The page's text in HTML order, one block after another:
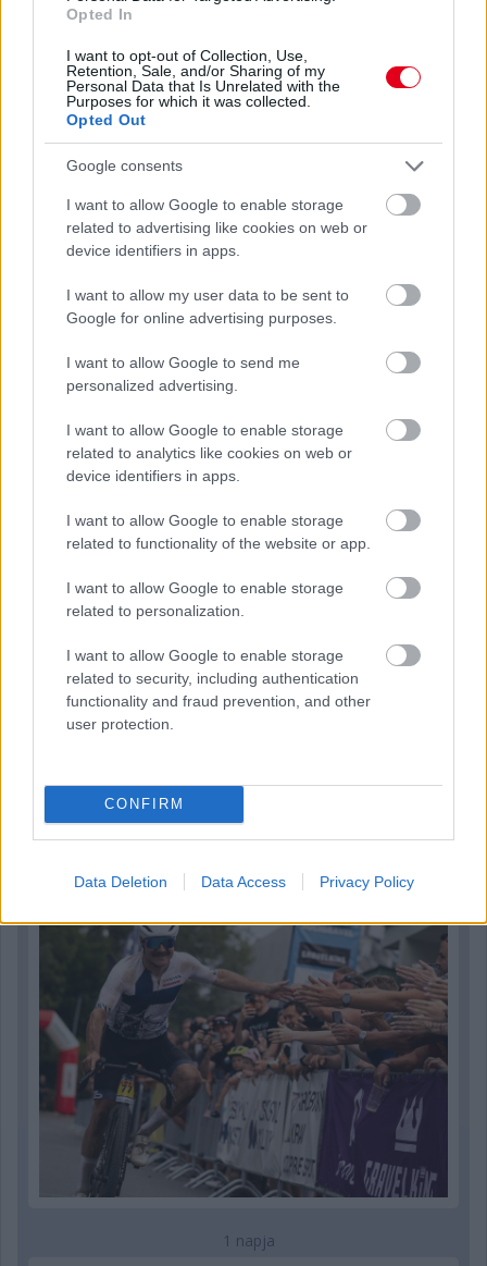
Opted In
I want to opt-out of Collection, Use,
Retention, Sale, and/or Sharing of my
Personal Data that Is Unrelated with the
Purposes for which it was collected.
Opted Out
Google consents
I want to allow Google to enable storage
related to advertising like cookies on web or
device identifiers in apps.
I want to allow my user data to be sent to
Google for online advertising purposes.
I want to allow Google to send me
personalized advertising.
I want to allow Google to enable storage
related to analytics like cookies on web or
device identifiers in apps.
I want to allow Google to enable storage
related to functionality of the website or app.
I want to allow Google to enable storage
related to personalization.
I want to allow Google to enable storage
related to security, including authentication
functionality and fraud prevention, and other
user protection.
CONFIRM
Data Deletion Data Access Privacy Policy
Sajtó: Az Aston Martintól érkezik Lambiase utódja a Red
5 órája
Óriási bevétel-visszaesést könyvelhetett el az F1 a
második negyedévben
Kerékpáros világbajnokságra kvalifikálta magát Bottas az
1 napja